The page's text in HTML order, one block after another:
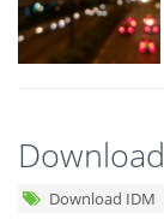
Download IDM